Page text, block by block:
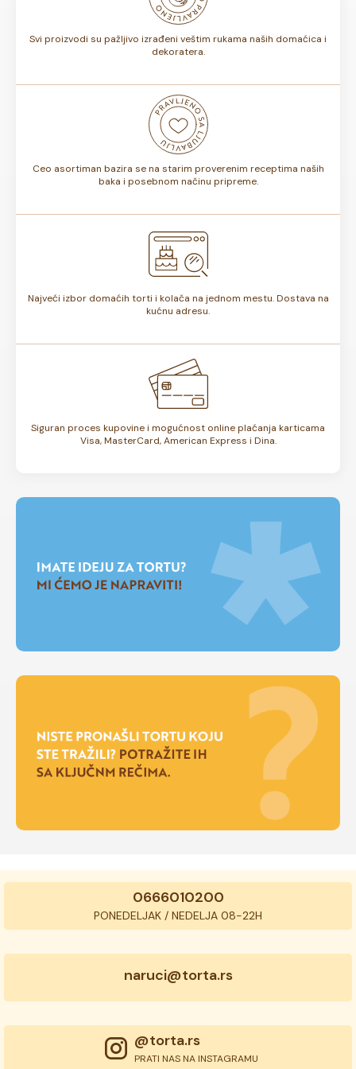
Svi proizvodi su pažljivo izrađeni veštim rukama naših domaćica i
dekoratera.
Ceo asortiman bazira se na starim proverenim receptima naših
baka i posebnom načinu pripreme.
Najveći izbor domaćih torti i kolača na jednom mestu. Dostava na
kućnu adresu.
Siguran proces kupovine i mogućnost online plaćanja karticama
Visa, MasterCard, American Express i Dina.
0666010200
PONEDELJAK / NEDELJA 08-22H
naruci@torta.rs
@torta.rs
PRATI NAS NA INSTAGRAMU